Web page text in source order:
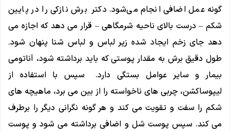
گونه عمل اضافی انجام می‌شود. دکتر برش نازکی را در پایین
شکم – درست بالای ناحیه شرمگاهی – قرار می دهد که اجازه می
دهد جای زخم ایجاد شده زیر لباس و لباس شنا پنهان شود.
طول دقیق برش به مقدار پوستی که باید برداشته شود، آناتومی
بیمار و سایر عوامل بستگی دارد. سپس با استفاده از
لیپوساکشن، چربی های ناخواسته را از بین می برد، ماهیچه های
شکم را سفت و تقویت می کند و هر گونه نگرانی دیگر را برطرف
می کند. سپس پوست شل و اضافی برداشته می شود و پوست